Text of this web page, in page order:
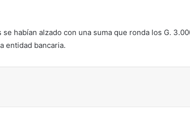
habían alzado con una suma que ronda los G.
entidad bancaria.